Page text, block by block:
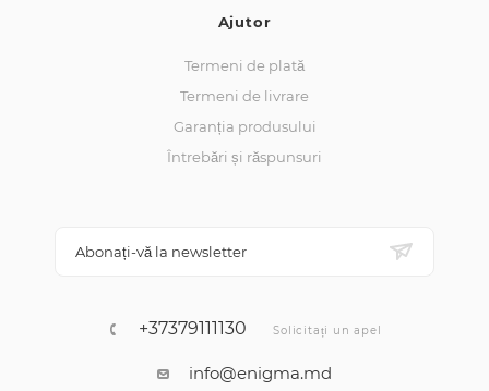
Ajutor
Termeni de plată
Termeni de livrare
Garanția produsului
Întrebări și răspunsuri
Abonați-vă la newsletter
+37379111130 Solicitați un apel
info@enigma.md